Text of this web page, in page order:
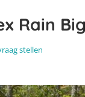
Rain
stellen